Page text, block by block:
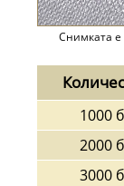
Снимката е
1000
2000
3000